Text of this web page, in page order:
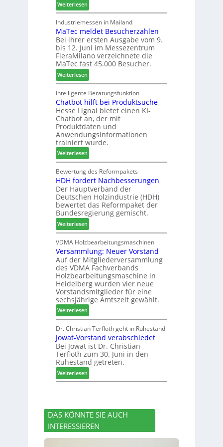
e
I
a
l
i
e
n
l
s
i
n
t
e
g
r
i
e
r
t
e
s
S
y
s
t
m
Weiterlesen:
W
e
C
a
r
e
-
A
k
t
i
o
n
s
w
o
c
h
e
n
2
0
2
6
Industriemessen in Mailand
MaTec meldet Besucherzahlen
Bei ihrer ersten Ausgabe vom 9.
bis 12. Juni im Messezentrum
FieraMilano verzeichnete die
MaTec fast 45.000 Besucher.
Weiterlesen:
M
a
T
e
c
m
e
l
d
e
t
B
e
s
u
c
h
e
r
z
a
h
l
e
n
Intelligente Beratungsfunktion
Chatbot hilft bei Produktsuche
Hesse Lignal bietet einen KI-
Chatbot an, der mit
Produktdaten und
Anwendungsinformationen
trainiert wurde.
Weiterlesen:
C
h
a
t
b
o
t
h
i
l
t
b
e
i
P
r
o
u
k
t
s
u
c
Bewertung des Reformpakets
HDH fordert Nachbesserungen
Der Hauptverband der
Deutschen Holzindustrie (HDH)
bewertet das Reformpaket der
Bundesregierung gemischt.
Weiterlesen:
H
D
H
f
o
r
d
e
r
t
N
a
c
h
b
e
s
u
g
e
VDMA Holzbearbeitungsmaschinen
Versammlung: Neuer Vorstand
Auf der Mitgliederversammlung
des VDMA Fachverbands
Holzbearbeitungsmaschine in
Heidelberg wurden vier neue
Vorstandsmitglieder für eine
sechsjährige Amtszeit gewählt.
Weiterlesen:
V
e
r
s
a
m
m
l
g
:
N
Dr. Christian Terfloth geht in Ruhestand
Jowat-Vorstand verabschiedet
Bei Jowat ist Dr. Christian
Terfloth zum 30. Juni in den
Ruhestand getreten.
Weiterlesen:
J
a
t
-
DAS KÖNNTE SIE AUCH
INTERESSIEREN